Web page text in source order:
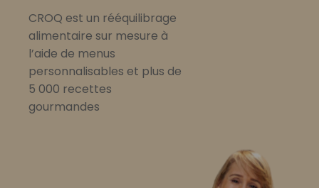
CROQ est un rééquilibrage
alimentaire sur mesure à
l’aide de menus
personnalisables et plus de
5 000 recettes
gourmandes